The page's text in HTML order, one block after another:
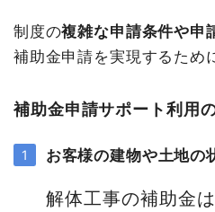
制度の複雑な申請条件や申
補助金申請を実現するため
補助金申請サポート利用
お客様の建物や土地の
解体工事の補助金は